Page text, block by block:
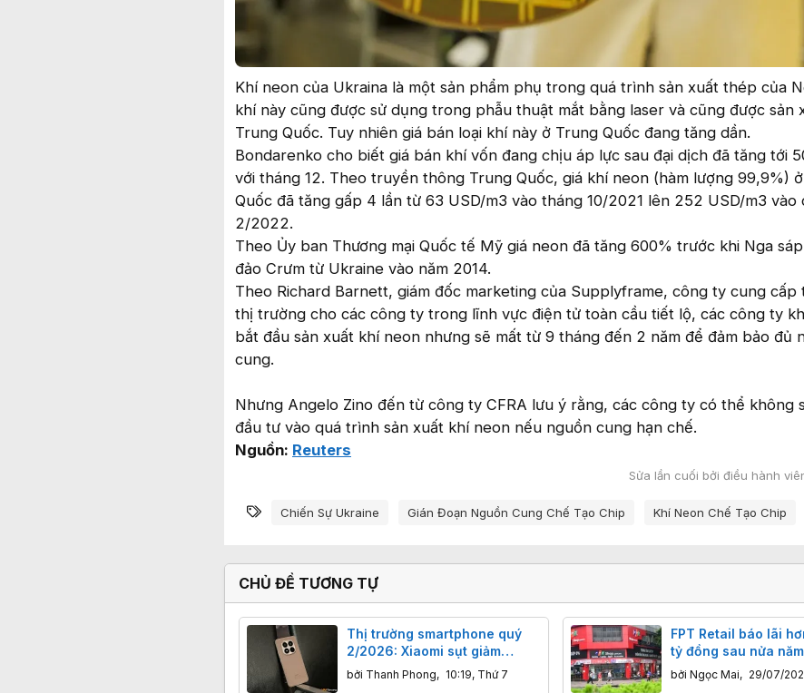
Khí neon của Ukraina là một sản phẩm phụ trong quá trình sản xuất thép của
khí này cũng được sử dụng trong phẫu thuật mắt bằng laser và cũng được sản
Trung Quốc. Tuy nhiên giá bán loại khí này ở Trung Quốc đang tăng dần.
Bondarenko cho biết giá bán khí vốn đang chịu áp lực sau đại dịch đã tăng tới
với tháng 12. Theo truyền thông Trung Quốc, giá khí neon (hàm lượng 99,9%)
Quốc đã tăng gấp 4 lần từ 63 USD/m3 vào tháng 10/2021 lên 252 USD/m3 vào
2/2022.
Theo Ủy ban Thương mại Quốc tế Mỹ giá neon đã tăng 600% trước khi Nga
đảo Crưm từ Ukraine vào năm 2014.
Theo Richard Barnett, giám đốc marketing của Supplyframe, công ty cung cấp
thị trường cho các công ty trong lĩnh vực điện tử toàn cầu tiết lộ, các công ty
bắt đầu sản xuất khí neon nhưng sẽ mất từ 9 tháng đến 2 năm để đảm bảo đủ
cung.
Nhưng Angelo Zino đến từ công ty CFRA lưu ý rằng, các công ty có thể không
đầu tư vào quá trình sản xuất khí neon nếu nguồn cung hạn chế.
Nguồn: Reuters
Sửa lần cuối bởi điều hành
Từ khóa
Chiến Sự Ukraine Gián Đoạn Nguồn Cung Chế Tạo Chip Khí Neon Chế Tạo Chip
CHỦ ĐỀ TƯƠNG TỰ
Thị trường smartphone quý
2/2026: Xiaomi sụt giảm
doanh số nặng nhất, Apple
‘ăn” nửa doanh thu toàn cầu
bởi Thanh Phong, 10:19, Thứ 7
FPT Retail báo lãi
tỷ đồng sau nửa
Châu tiếp tục là "gà
vàng"
bởi Ngọc Mai, 29/07/